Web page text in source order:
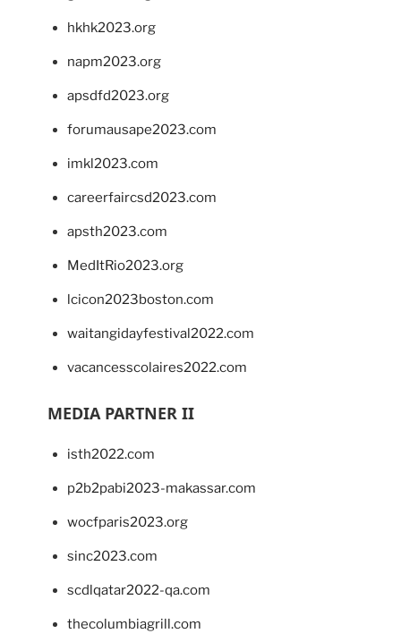
hkhk2023.org
napm2023.org
apsdfd2023.org
forumausape2023.com
imkl2023.com
careerfaircsd2023.com
apsth2023.com
MedItRio2023.org
lcicon2023boston.com
waitangidayfestival2022.com
vacancesscolaires2022.com
MEDIA PARTNER II
isth2022.com
p2b2pabi2023-makassar.com
wocfparis2023.org
sinc2023.com
scdlqatar2022-qa.com
thecolumbiagrill.com